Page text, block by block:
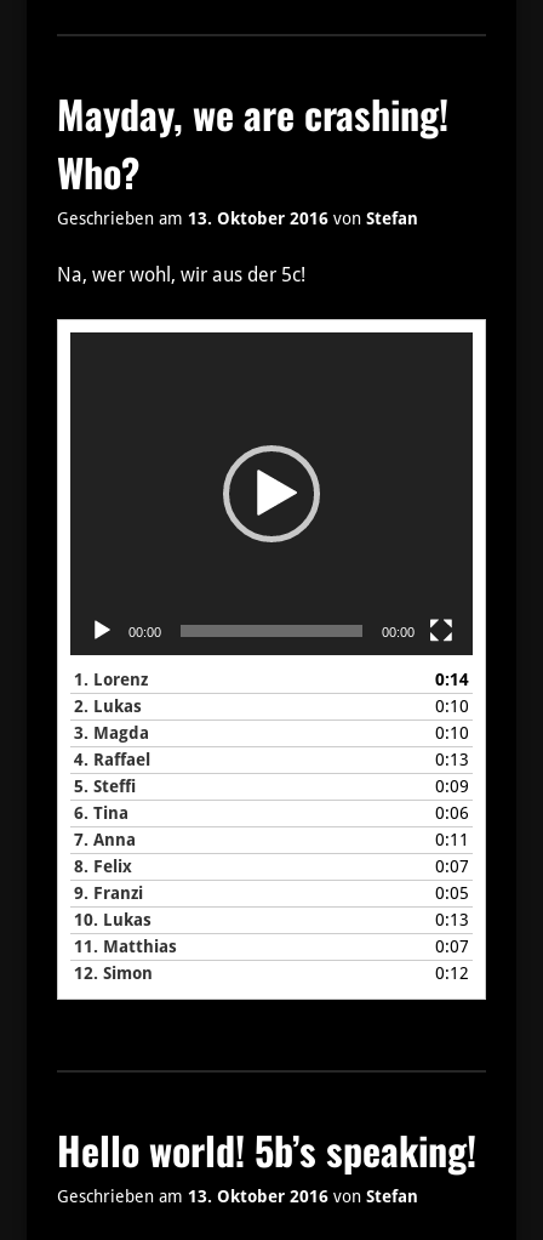
Mayday, we are crashing!
Who?
Geschrieben am 13. Oktober 2016von Stefan
Na, wer wohl, wir aus der 5c!
00:00 00:00
1. Lorenz
0:14
2. Lukas
0:10
3. Magda
0:10
4. Raffael
0:13
5. Steffi
0:09
6. Tina
0:06
7. Anna
0:11
8. Felix
0:07
9. Franzi
0:05
10. Lukas
0:13
11. Matthias
0:07
12. Simon 0:12
Hello world! 5b’s speaking!
Geschrieben am 13. Oktober 2016von Stefan